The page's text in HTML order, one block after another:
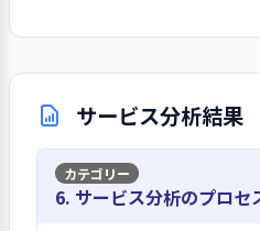
た、理事長が指揮し
度初めの訓示・各研
などがあり、園長や
が指揮した事例とし
流会や研修を計画・
の実践や年齢別の情
地域や業界の動向を
計画書で予算と実績
東京都社会福祉協議
職員に伝えています
や行事開放のような
れる一方、育児相談
の周知を日常の業務
にしています。
苦情や要望に対応す
もへの関わり方も研
年度2～3月に園長・
職員に説明し、計画
は「インスタグラム
の目標を設け、進捗
の見直しを職員会議
す。職員の紹介によ
求職者の応募を促す
験を園長面談・ゾー
で確認したうえで、
末、新入職員は4月に
キャリアパスシート
1. 事業所の理念・基本方針
題について、前年度具体的
サービス分析結果
6. サービス分析のプロセ